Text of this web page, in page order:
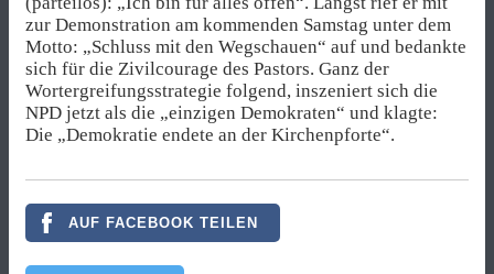
zur Demonstration am kommenden Samstag unter dem
Motto: „Schluss mit den Wegschauen“ auf und bedankte
sich für die Zivilcourage des Pastors. Ganz der
Wortergreifungsstrategie folgend, inszeniert sich die
NPD jetzt als die „einzigen Demokraten“ und klagte:
Die „Demokratie endete an der Kirchenpforte“.
AUF FACEBOOK TEILEN